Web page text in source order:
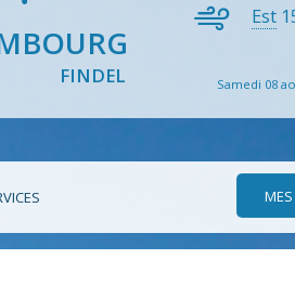
FINDEL
Est
Samedi 08